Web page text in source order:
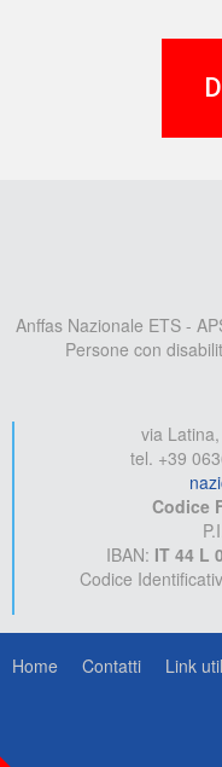
Anffas Nazionale ETS -
Persone con
via
tel. +39
Codice
IBAN: IT 44 L
Codice
Home Contatti Link